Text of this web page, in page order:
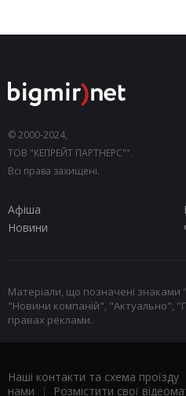
© 2000-2024,
ТОВ "КЕПРЕЙТ ПАРТНЕРС"".
Всі права захищені.
Афіша
Новини
Матеріали, що позначені
"Новини компаній", "Актуально",
правах реклами.
Наші контакти та схема проїзду
нами | Розмістити свої